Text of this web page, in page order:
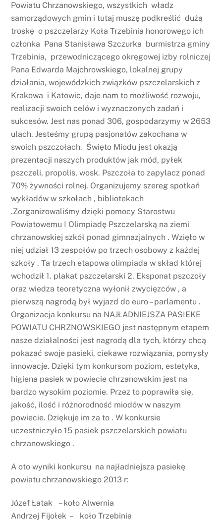
Powiatu Chrzanowskiego, wszystkich władz
samorządowych gmin i tutaj muszę podkreślić dużą
troskę o pszczelarzy Koła Trzebinia honorowego ich
członka Pana Stanisława Szczurka burmistrza gminy
Trzebinia, przewodniczącego okręgowej izby rolniczej
Pana Edwarda Majchrowskiego, lokalnej grupy
działania, wojewódzkich związków pszczelarskich z
Krakowa i Katowic, daje nam to możliwość rozwoju,
realizacji swoich celów i wyznaczonych zadań i
sukcesów. Jest nas ponad 306, gospodarzymy w 2653
ulach. Jesteśmy grupą pasjonatów zakochana w
swoich pszczołach. Święto Miodu jest okazją
prezentacji naszych produktów jak mód, pyłek
pszczeli, propolis, wosk. Pszczoła to zapylacz ponad
70% żywności rolnej. Organizujemy szereg spotkań
wykładów w szkołach , bibliotekach
.Zorganizowaliśmy dzięki pomocy Starostwu
Powiatowemu I Olimpiadę Pszczelarską na ziemi
chrzanowskiej szkół ponad gimnazjalnych . Wzięło w
niej udział 13 zespołów po trzech osobowy z każdej
szkoły . Ta trzech etapowa olimpiada w skład której
wchodził 1. plakat pszczelarski 2. Eksponat pszczoły
oraz wiedza teoretyczna wyłonił zwycięzców , a
pierwszą nagrodą był wyjazd do euro – parlamentu .
Organizacja konkursu na NAJŁADNIEJSZA PASIEKE
POWIATU CHRZNOWSKIEGO jest następnym etapem
nasze działalności jest nagrodą dla tych, którzy chcą
pokazać swoje pasieki, ciekawe rozwiązania, pomysły
innowacje. Dzięki tym konkursom poziom, estetyka,
higiena pasiek w powiecie chrzanowskim jest na
bardzo wysokim poziomie. Przez to poprawiła się,
jakość, ilość i różnorodność miodów w naszym
powiecie. Dziękuje im za to . W konkursie
uczestniczyło 15 pasiek pszczelarskich powiatu
chrzanowskiego .
A oto wyniki konkursu na najładniejsza pasiekę
powiatu chrzanowskiego 2013 r:
Józef Łatak – koło Alwernia
Andrzej Fijołek – koło Trzebinia